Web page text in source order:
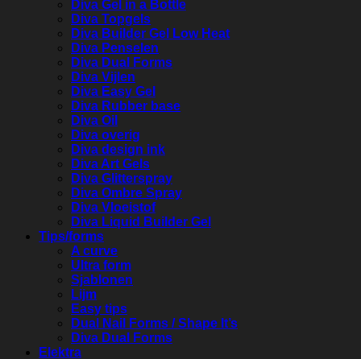
Diva Gel in a Bottle
Diva Topgels
Diva Builder Gel Low Heat
Diva Penselen
Diva Dual Forms
Diva Vijlen
Diva Easy Gel
Diva Rubber base
Diva Oil
Diva overig
Diva design ink
Diva Art Gels
Diva Glitterspray
Diva Ombre Spray
Diva Vloeistof
Diva Liquid Builder Gel
Tips/forms
A curve
Ultra form
Sjablonen
Lijm
Easy tips
Dual Nail Forms / Shape It’s
Diva Dual Forms
Elektra